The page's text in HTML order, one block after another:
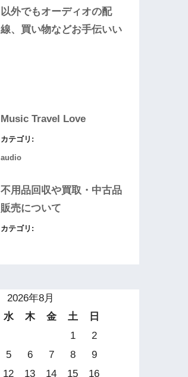
以外でもオーディオの配
線、買い物などお手伝いい
Music Travel Love
カテゴリ:
audio
不用品回収や買取・中古品
販売について
カテゴリ:
2026年8月
水 木 金 土
日
1
2
5 6 7 8
9
12 13 14 15 16